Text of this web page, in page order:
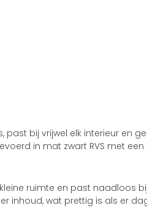
bij vrijwel elk interieur en
in mat zwart RVS met
ruimte en past naadloos
inhoud, wat prettig is als er